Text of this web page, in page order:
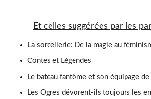
Et celles suggérées par les
La sorcellerie: De la magie au
Contes et Légendes
Le bateau fantôme et son équipage
Les Ogres dévorent-ils toujours les